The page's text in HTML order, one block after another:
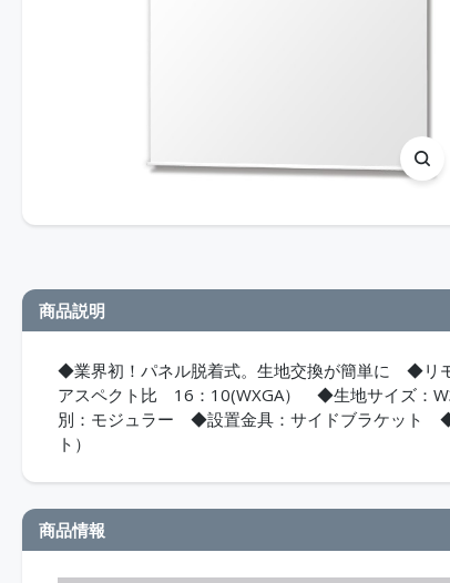
商品説明
◆業界初！パネル脱着式。生地交換が簡単に ◆
アスペクト比 16：10(WXGA） ◆生地サイズ
別：モジュラー ◆設置金具：サイドブラケット
ト）
商品情報